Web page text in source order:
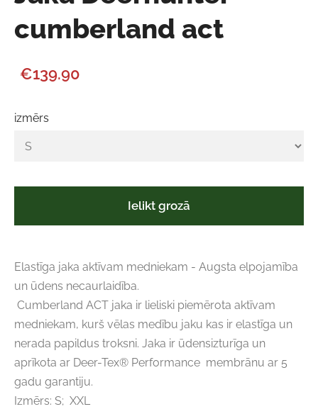
cumberland act
€139.90
izmērs
Ielikt grozā
Elastīga jaka aktīvam medniekam - Augsta elpojamība
un ūdens necaurlaidība.
Cumberland ACT jaka ir lieliski piemērota aktīvam
medniekam, kurš vēlas medību jaku kas ir elastīga un
nerada papildus troksni. Jaka ir ūdensizturīga un
aprīkota ar Deer-Tex® Performance membrānu ar 5
gadu garantiju.
Izmērs: S; XXL